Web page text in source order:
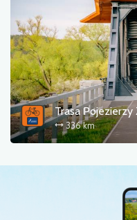
Trasa
336 km